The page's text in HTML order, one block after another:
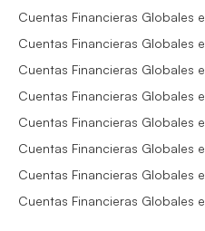
Cuentas Financieras Globales
Cuentas Financieras Globales
Cuentas Financieras Globales
Cuentas Financieras Globales
Cuentas Financieras Globales
Cuentas Financieras Globales
Cuentas Financieras Globales
Cuentas Financieras Globales